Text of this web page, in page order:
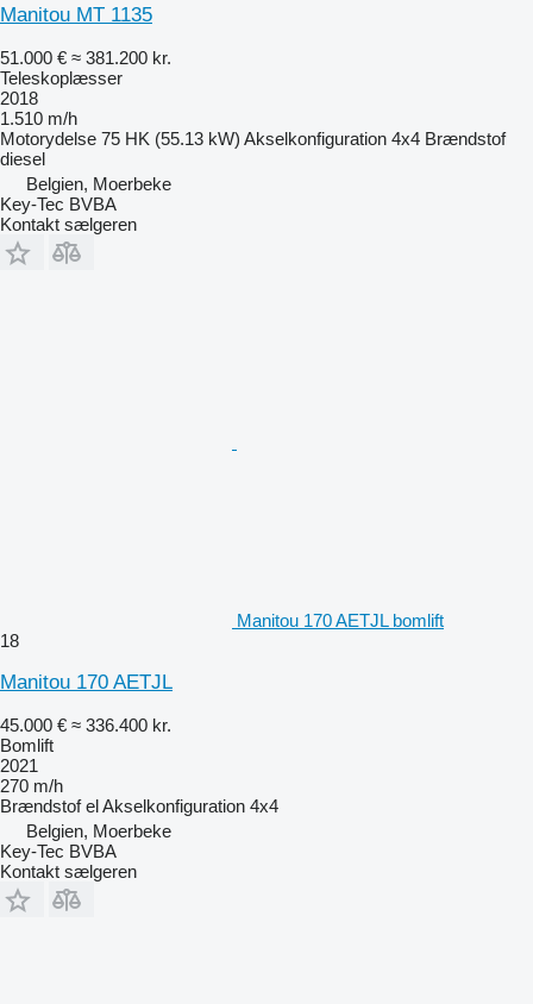
Manitou MT 1135
51.000 € ≈ 381.200 kr.
Teleskoplæsser
2018
1.510 m/h
Motorydelse 75 HK (55.13 kW) Akselkonfiguration 4x4 Brændstof
diesel
Belgien, Moerbeke
Key-Tec BVBA
Kontakt sælgeren
Manitou 170 AETJL bomlift
18
Manitou 170 AETJL
45.000 € ≈ 336.400 kr.
Bomlift
2021
270 m/h
Brændstof elAkselkonfiguration 4x4
Belgien, Moerbeke
Key-Tec BVBA
Kontakt sælgeren